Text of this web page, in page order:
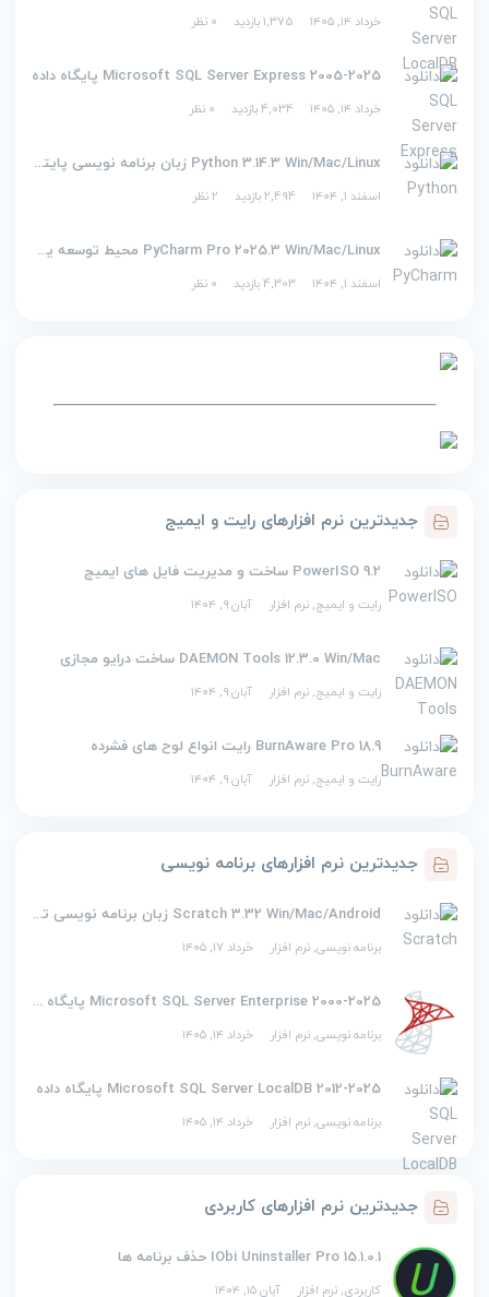
خرداد ۱۴, ۱۴۰۵ 1,375 بازدید 0 نظر
2005-2025 Microsoft SQL Server Express پایگاه داده
خرداد ۱۴, ۱۴۰۵ 4,034 بازدید 0 نظر
Python 3.14.3 Win/Mac/Linux زبان برنامه نویسی پایتون
اسفند ۱, ۱۴۰۴ 2,494 بازدید 2 نظر
PyCharm Pro 2025.3 Win/Mac/Linux محیط توسعه یکپارچه برای پایتون
اسفند ۱, ۱۴۰۴ 4,303 بازدید 0 نظر
جدیدترین نرم افزارهای رایت و ایمیج
PowerISO 9.2 ساخت و مدیریت فایل های ایمیج
رایت و ایمیج, نرم افزار آبان ۹, ۱۴۰۴
DAEMON Tools 12.3.0 Win/Mac ساخت درایو مجازی
رایت و ایمیج, نرم افزار آبان ۹, ۱۴۰۴
BurnAware Pro 18.9 رایت انواع لوح های فشرده
رایت و ایمیج, نرم افزار آبان ۹, ۱۴۰۴
جدیدترین نرم افزارهای برنامه نویسی
Scratch 3.32 Win/Mac/Android زبان برنامه نویسی تصویری اسکرچ
برنامه نویسی, نرم افزار خرداد ۱۷, ۱۴۰۵
2000-2025 Microsoft SQL Server Enterprise پایگاه داده
برنامه نویسی, نرم افزار خرداد ۱۴, ۱۴۰۵
2012-2025 Microsoft SQL Server LocalDB پایگاه داده
برنامه نویسی, نرم افزار خرداد ۱۴, ۱۴۰۵
جدیدترین نرم افزارهای کاربردی
IObi Uninstaller Pro 15.1.0.1 حذف برنامه ها
کاربردی, نرم افزار آبان ۱۵, ۱۴۰۴